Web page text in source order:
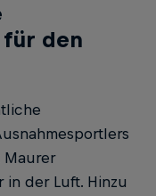
den
Maurer
der Luft. Hinzu